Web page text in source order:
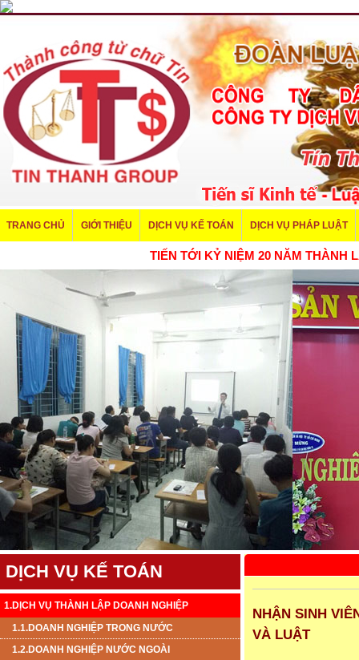
TRANG CHỦ GIỚI THIỆU DỊCH VỤ KẾ TOÁN DỊCH VỤ PHÁP LUẬT
TIẾN TỚI KỶ NIỆM 20 NĂM THÀNH LẬP
DỊCH VỤ KẾ TOÁN
1.DỊCH VỤ THÀNH LẬP DOANH NGHIỆP
1.1.DOANH NGHIỆP TRONG NƯỚC
1.2.DOANH NGHIỆP NƯỚC NGOÀI
NHẬN SINH
VÀ LUẬT